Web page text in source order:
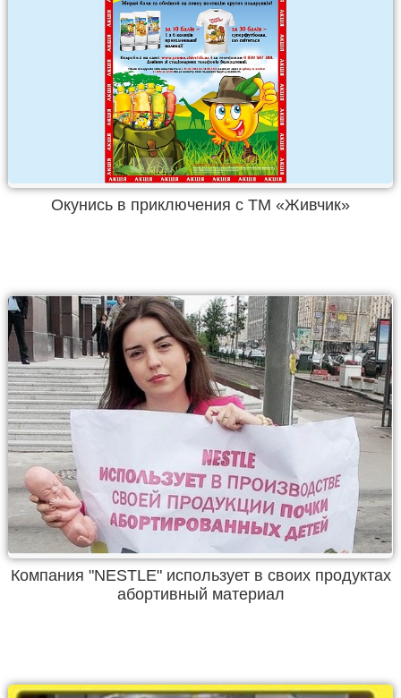
Окунись в приключения с ТМ «Живчик»
Компания "NESTLE" использует в своих продуктах
абортивный материал